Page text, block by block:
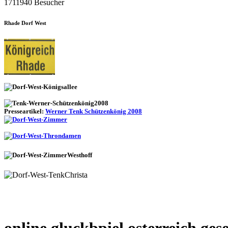
1711940 Besucher
Rhade Dorf West
Presseartikel: Werner Tenk Schützenkönig 2008